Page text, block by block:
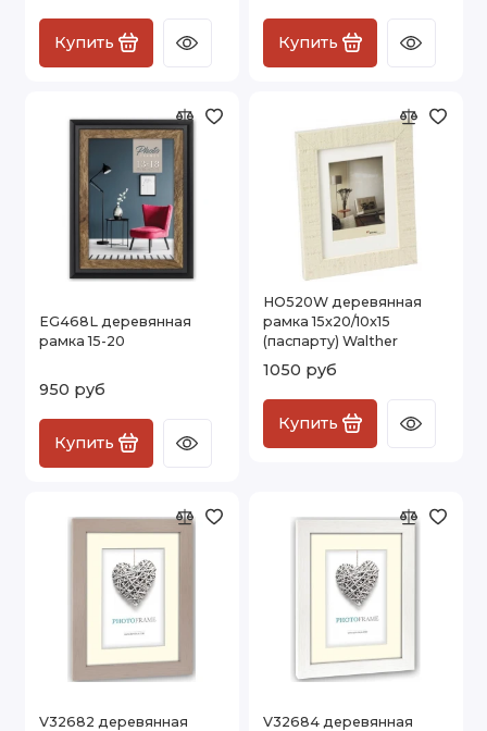
Купить Купить
EG468L деревянная
рамка 15-20
950 руб
Купить
HO520W деревянная
рамка 15x20/10x15
(паспарту) Walther
1050 руб
Купить
V32682 деревянная
V32684 деревянная